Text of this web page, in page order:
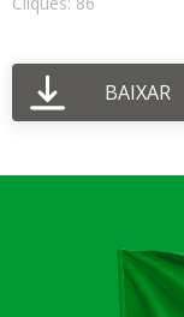
BAIXAR